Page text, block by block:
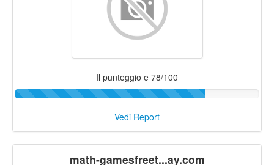
Il punteggio e 78/100
Vedi Report
math-gamesfreet...ay.com